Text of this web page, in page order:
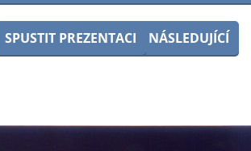
SPUSTIT PREZENTACI NÁSLEDUJÍCÍ